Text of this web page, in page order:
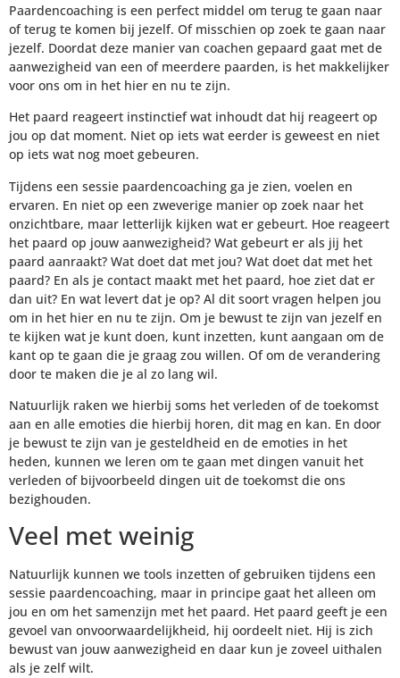
Paardencoaching is een perfect middel om terug te gaan naar
of terug te komen bij jezelf. Of misschien op zoek te gaan naar
jezelf. Doordat deze manier van coachen gepaard gaat met de
aanwezigheid van een of meerdere paarden, is het makkelijker
voor ons om in het hier en nu te zijn.
Het paard reageert instinctief wat inhoudt dat hij reageert op
jou op dat moment. Niet op iets wat eerder is geweest en niet
op iets wat nog moet gebeuren.
Tijdens een sessie paardencoaching ga je zien, voelen en
ervaren. En niet op een zweverige manier op zoek naar het
onzichtbare, maar letterlijk kijken wat er gebeurt. Hoe reageert
het paard op jouw aanwezigheid? Wat gebeurt er als jij het
paard aanraakt? Wat doet dat met jou? Wat doet dat met het
paard? En als je contact maakt met het paard, hoe ziet dat er
dan uit? En wat levert dat je op? Al dit soort vragen helpen jou
om in het hier en nu te zijn. Om je bewust te zijn van jezelf en
te kijken wat je kunt doen, kunt inzetten, kunt aangaan om de
kant op te gaan die je graag zou willen. Of om de verandering
door te maken die je al zo lang wil.
Natuurlijk raken we hierbij soms het verleden of de toekomst
aan en alle emoties die hierbij horen, dit mag en kan. En door
je bewust te zijn van je gesteldheid en de emoties in het
heden, kunnen we leren om te gaan met dingen vanuit het
verleden of bijvoorbeeld dingen uit de toekomst die ons
bezighouden.
Veel met weinig
Natuurlijk kunnen we tools inzetten of gebruiken tijdens een
sessie paardencoaching, maar in principe gaat het alleen om
jou en om het samenzijn met het paard. Het paard geeft je een
gevoel van onvoorwaardelijkheid, hij oordeelt niet. Hij is zich
bewust van jouw aanwezigheid en daar kun je zoveel uithalen
als je zelf wilt.